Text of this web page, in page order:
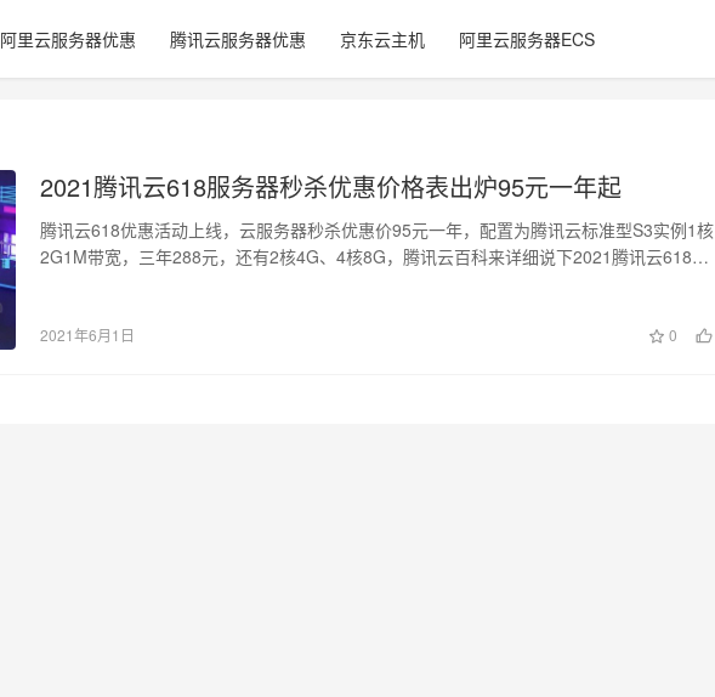
阿里云服务器优惠 腾讯云服务器优惠 京东云主机 阿里云服务器ECS
2021腾讯云618服务器秒杀优惠价格表出炉95元一年起
腾讯云618优惠活动上线，云服务器秒杀优惠价95元一年，配置为腾讯云标准型S3实例1核
2G1M带宽，三年288元，还有2核4G、4核8G，腾讯云百科来详细说下2021腾讯云618
2021年6月1日 0